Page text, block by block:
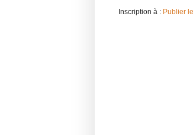
Inscription à : Publier